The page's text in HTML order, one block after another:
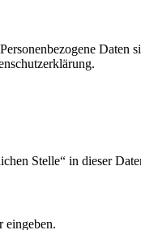
Daten
Stelle“ in dieser
eingeben.